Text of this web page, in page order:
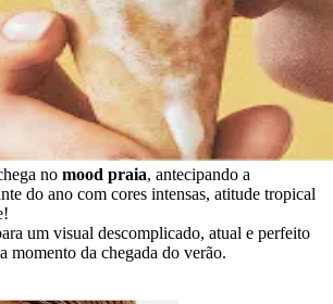
no mood praia, antecipando a
do ano com cores intensas, atitude tropical
um visual descomplicado, atual e perfeito
momento da chegada do verão.